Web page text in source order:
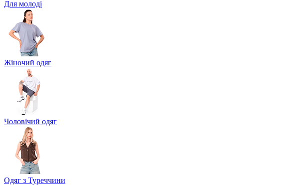
Для молоді
Жіночий одяг
Чоловічий одяг
Одяг з Туреччини